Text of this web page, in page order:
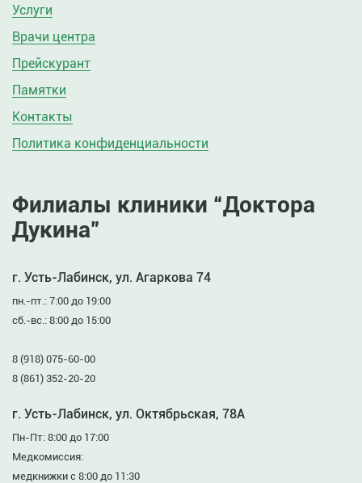
Услуги
Врачи центра
Прейскурант
Памятки
Контакты
Политика конфиденциальности
Филиалы клиники “Доктора
Дукина”
г. Усть-Лабинск, ул. Агаркова 74
пн.-пт.: 7:00 до 19:00
сб.-вс.: 8:00 до 15:00
8 (918) 075-60-00
8 (861) 352-20-20
г. Усть-Лабинск, ул. Октябрьская, 78А
Пн-Пт: 8:00 до 17:00
Медкомиссия:
медкнижки с 8:00 до 11:30